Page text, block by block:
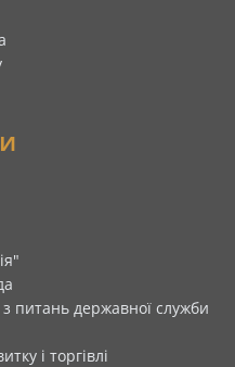
питань державної служби
і торгівлі